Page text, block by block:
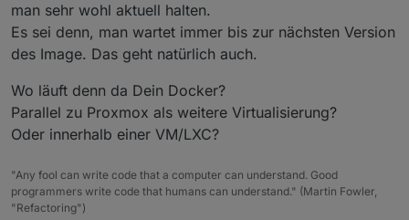
man sehr wohl aktuell halten.
Es sei denn, man wartet immer bis zur nächsten Version
des Image. Das geht natürlich auch.
Wo läuft denn da Dein Docker?
Parallel zu Proxmox als weitere Virtualisierung?
Oder innerhalb einer VM/LXC?
"Any fool can write code that a computer can understand. Good
programmers write code that humans can understand." (Martin Fowler,
"Refactoring")